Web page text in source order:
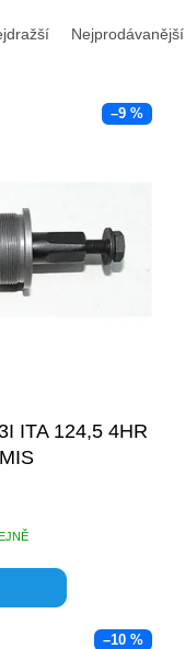
Nejprodávanější
–9 %
ITA 124,5 4HR
–10 %